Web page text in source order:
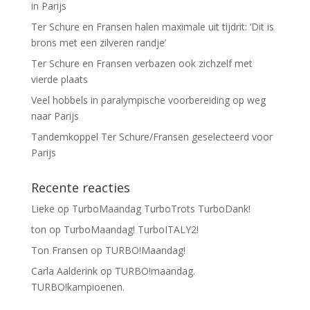
in Parijs
Ter Schure en Fransen halen maximale uit tijdrit: ‘Dit is
brons met een zilveren randje’
Ter Schure en Fransen verbazen ook zichzelf met
vierde plaats
Veel hobbels in paralympische voorbereiding op weg
naar Parijs
Tandemkoppel Ter Schure/Fransen geselecteerd voor
Parijs
Recente reacties
Lieke op TurboMaandag TurboTrots TurboDank!
ton op TurboMaandag! TurboITALY2!
Ton Fransen op TURBO!Maandag!
Carla Aalderinkop TURBO!maandag.
TURBO!kampioenen.